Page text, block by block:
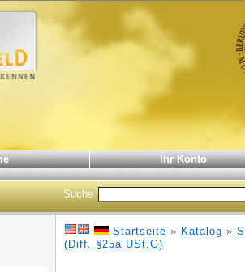
Ihr Konto
Suche
Startseite » Katalog »
(Diff. §25a USt.G)